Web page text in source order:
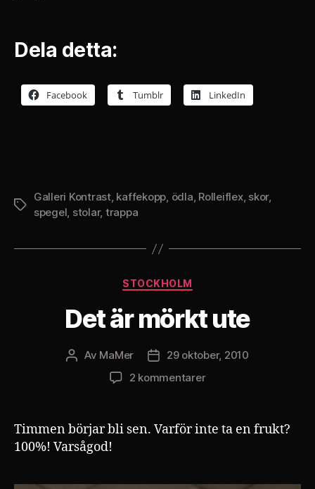
Dela detta:
Facebook Tumblr LinkedIn
Etiketter
Galleri Kontrast, kaffekopp, ödla, Rolleiflex, skor,
spegel, stolar, trappa
Kategorier
STOCKHOLM
Det är mörkt ute
Inläggsförfattare
Av MaMer Inläggsdatum
29 oktober, 2010
2 kommentarertill
mörkt
Timmen börjar bli sen. Varför inte ta en frukt?
100%! Varsågod!